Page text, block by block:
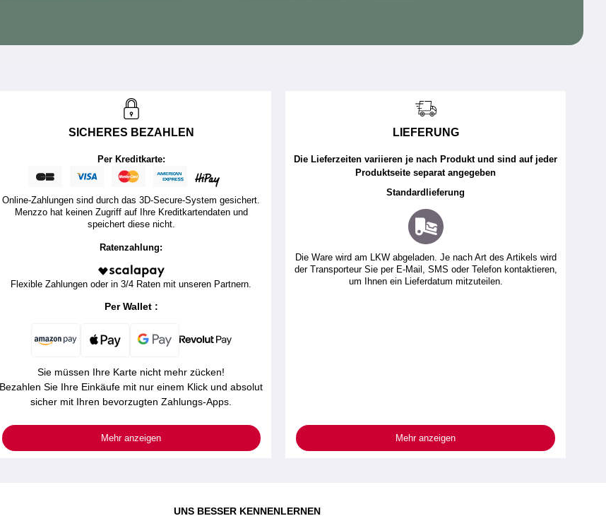
SICHERES BEZAHLEN
Per Kreditkarte:
Online-Zahlungen sind durch das 3D-Secure-System gesichert.
Menzzo hat keinen Zugriff auf Ihre Kreditkartendaten und
speichert diese nicht.
Ratenzahlung:
Flexible Zahlungen oder in 3/4 Raten mit unseren Partnern.
Per Wallet :
Sie müssen Ihre Karte nicht mehr zücken!
Bezahlen Sie Ihre Einkäufe mit nur einem Klick und absolut
sicher mit Ihren bevorzugten Zahlungs-Apps.
Mehr anzeigen
LIEFERUNG
Die Lieferzeiten variieren je nach Produkt und sind auf jeder
Produktseite separat angegeben
Standardlieferung
Die Ware wird am LKW abgeladen. Je nach Art des Artikels wird
der Transporteur Sie per E-Mail, SMS oder Telefon kontaktieren,
um Ihnen ein Lieferdatum mitzuteilen.
Mehr anzeigen
UNS BESSER KENNENLERNEN